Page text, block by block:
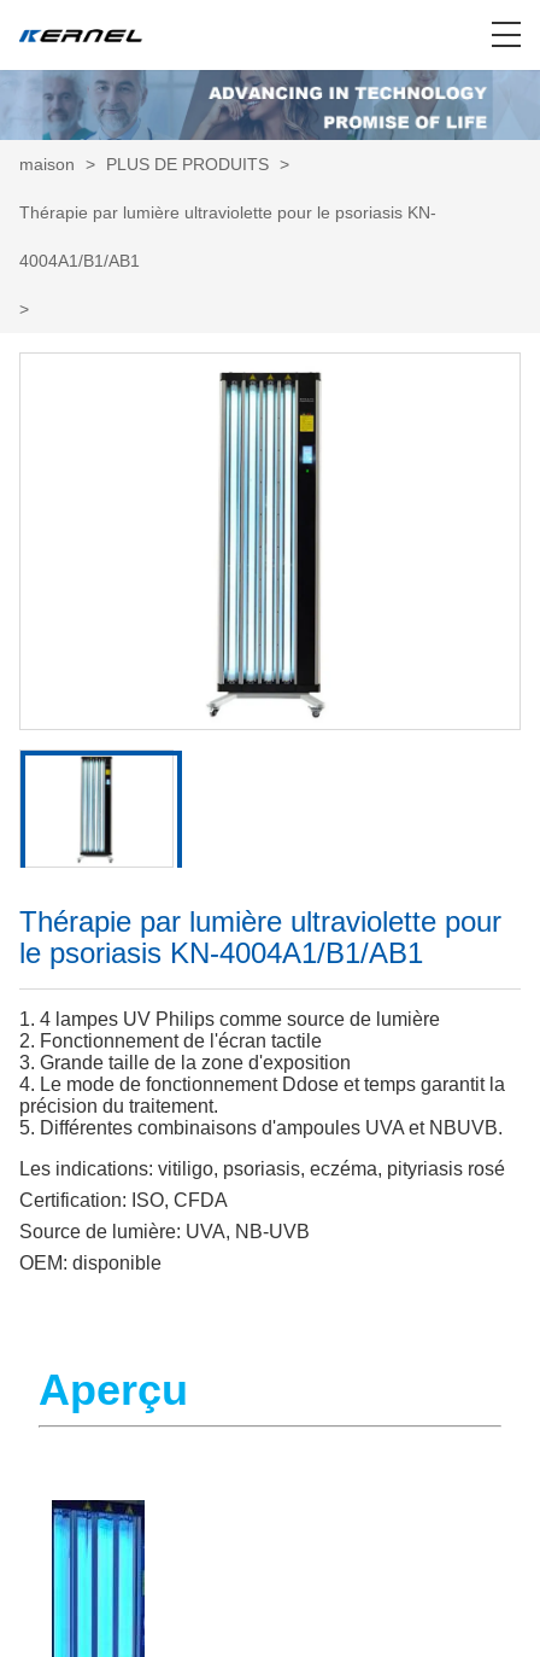
maison > PLUS DE PRODUITS >
Thérapie par lumière ultraviolette pour le psoriasis KN-
4004A1/B1/AB1
>
Thérapie par lumière ultraviolette pour
le psoriasis KN-4004A1/B1/AB1
1. 4 lampes UV Philips comme source de lumière
2. Fonctionnement de l'écran tactile
3. Grande taille de la zone d'exposition
4. Le mode de fonctionnement Ddose et temps garantit la
précision du traitement.
5. Différentes combinaisons d'ampoules UVA et NBUVB.
Les indications: vitiligo, psoriasis, eczéma, pityriasis rosé
Certification: ISO, CFDA
Source de lumière: UVA, NB-UVB
OEM: disponible
Aperçu